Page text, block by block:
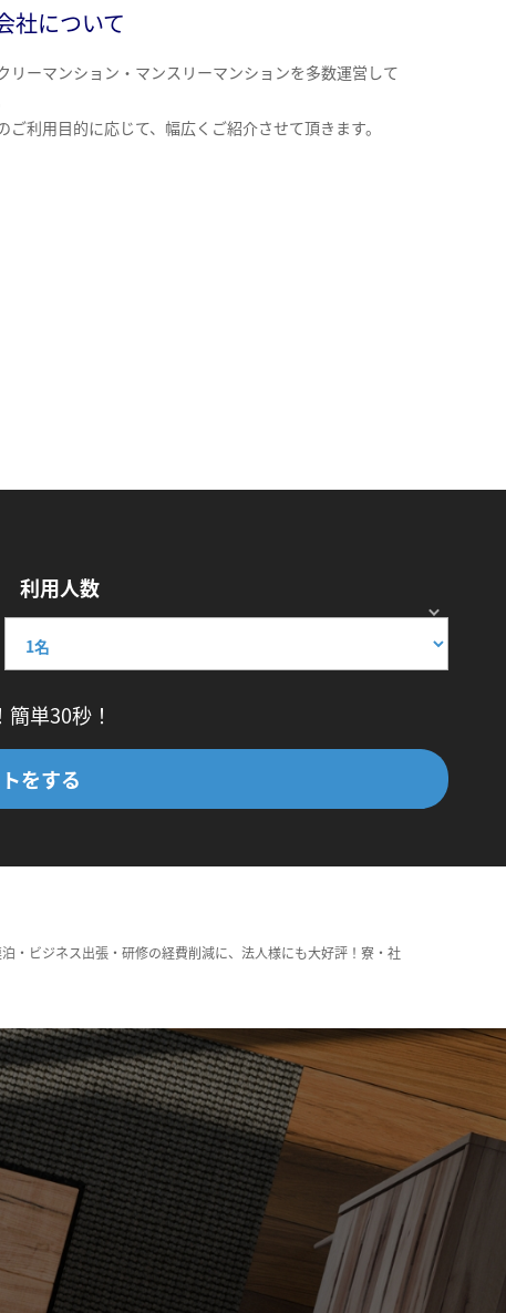
社について
リーマンション・マンスリーマンションを多数運営して
ご利用目的に応じて、幅広くご紹介させて頂きます。
利用人数
単30秒！
をする
・ビジネス出張・研修の経費削減に、法人様にも大好評！寮・社